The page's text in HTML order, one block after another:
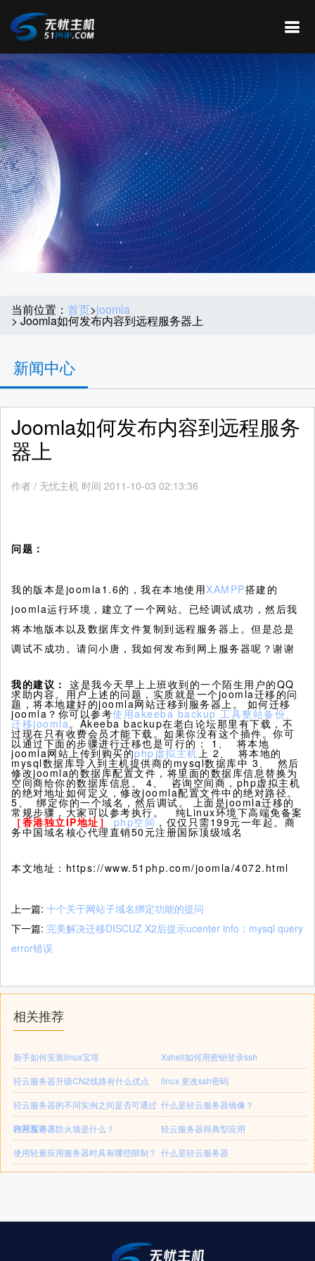
当前位置： 首页>joomla
> Joomla如何发布内容到远程服务器上
新闻中心
Joomla如何发布内容到远程服务
器上
作者 / 无忧主机 时间 2011-10-03 02:13:36
问题：
我的版本是joomla1.6的，我在本地使用XAMPP搭建的
joomla运行环境，建立了一个网站。已经调试成功，然后我
将本地版本以及数据库文件复制到远程服务器上。但是总是
调试不成功。请问小唐，我如何发布到网上服务器呢？谢谢
我的建议： 这是我今天早上上班收到的一个陌生用户的QQ
求助内容。用户上述的问题，实质就是一个joomla迁移的问
题，将本地建好的joomla网站迁移到服务器上。 如何迁移
joomla？你可以参考使用akeeba backup 工具整站备份、
迁移joomla。Akeeba backup在老白论坛那里有下载，不
过现在只有收费会员才能下载。如果你没有这个插件。你可
以通过下面的步骤进行迁移也是可行的： 1、 将本地
joomla网站上传到购买的php虚拟主机上 2、 将本地的
mysql数据库导入到主机提供商的mysql数据库中 3、 然后
修改joomla的数据库配置文件，将里面的数据库信息替换为
空间商给你的数据库信息。 4、 咨询空间商，php虚拟主机
的绝对地址如何定义，修改joomla配置文件中的绝对路径。
5、 绑定你的一个域名，然后调试。 上面是joomla迁移的
常规步骤，大家可以参考执行。 纯Linux环境下高端免备案
［香港独立IP地址］php空间，仅仅只需199元一年起。商
务中国域名核心代理直销50元注册国际顶级域名
本文地址：https://www.51php.com/joomla/4072.html
上一篇: 十个关于网站子域名绑定功能的提问
下一篇: 完美解决迁移DISCUZ X2后提示ucenter info：mysql query
error错误
相关推荐
新手如何安装linux宝塔
Xshell如何用密钥登录ssh
轻云服务器升级CN2线路有什么优点
linux 更改ssh密码
轻云服务器的不同实例之间是否可通过
内网互访？
什么是轻云服务器镜像？
轻云服务器防火墙是什么？
轻云服务器得典型应用
使用轻量应用服务器时具有哪些限制？ 什么是轻云服务器